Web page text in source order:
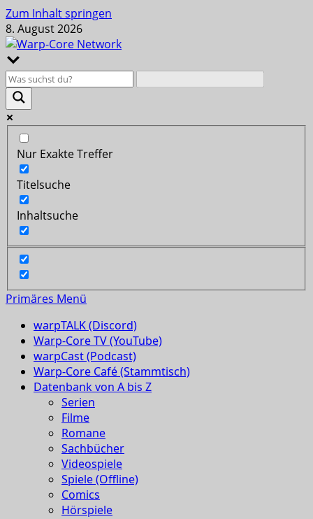
Zum Inhalt springen
8. August 2026
Nur Exakte Treffer
Titelsuche
Inhaltsuche
Primäres Menü
warpTALK (Discord)
Warp-Core TV (YouTube)
warpCast (Podcast)
Warp-Core Café (Stammtisch)
Datenbank von A bis Z
Serien
Filme
Romane
Sachbücher
Videospiele
Spiele (Offline)
Comics
Hörspiele